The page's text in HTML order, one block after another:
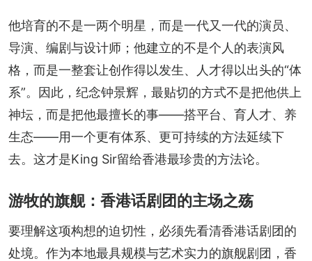
他培育的不是一两个明星，而是一代又一代的演员、
导演、编剧与设计师；他建立的不是个人的表演风
格，而是一整套让创作得以发生、人才得以出头的“体
系”。因此，纪念钟景辉，最贴切的方式不是把他供上
神坛，而是把他最擅长的事——搭平台、育人才、养
生态——用一个更有体系、更可持续的方法延续下
去。这才是King Sir留给香港最珍贵的方法论。
游牧的旗舰：香港话剧团的主场之殇
要理解这项构想的迫切性，必须先看清香港话剧团的
处境。作为本地最具规模与艺术实力的旗舰剧团，香